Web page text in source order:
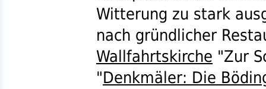
Witterung zu stark
nach gründlicher
Wallfahrtskirche "Zur
"Denkmäler: Die